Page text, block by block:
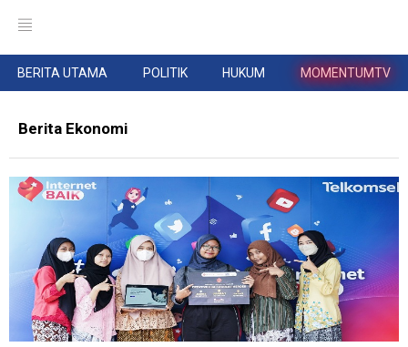
BERITA UTAMA POLITIK HUKUM MOMENTUMTV
Berita Ekonomi